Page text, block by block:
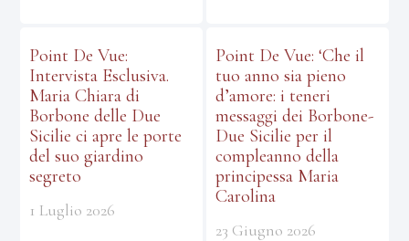
Point De Vue:
Intervista Esclusiva.
Maria Chiara di
Borbone delle Due
Sicilie ci apre le porte
del suo giardino
segreto
1 Luglio 2026
Point De Vue: ‘Che il
tuo anno sia pieno
d’amore: i teneri
messaggi dei Borbone-
Due Sicilie per il
compleanno della
principessa Maria
Carolina
23 Giugno 2026